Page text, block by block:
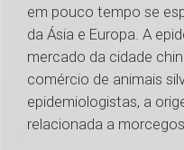
em pouco tempo se
da Ásia e Europa. A
mercado da cidade
comércio de animais
epidemiologistas, a
relacionada a